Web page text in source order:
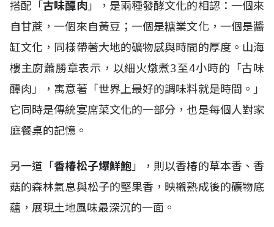
搭配「古味醰肉」，是兩種發酵文化的相認：一個來
自甘蔗，一個來自黃豆；一個是糖業文化，一個是醬
缸文化，同樣帶著大地的礦物感與時間的厚度。山海
樓主廚蕭勝章表示，以細火燉煮3至4小時的「古味
醰肉」，寓意著「世界上最好的調味料就是時間。」
它同時是傳統宴席菜文化的一部分，也是每個人對家
庭餐桌的記憶。
另一道「香椿松子爆鮮鮑」，則以香椿的草本香、香
菇的森林氣息與松子的堅果香，映襯熟成後的礦物底
蘊，展現土地風味最深沉的一面。